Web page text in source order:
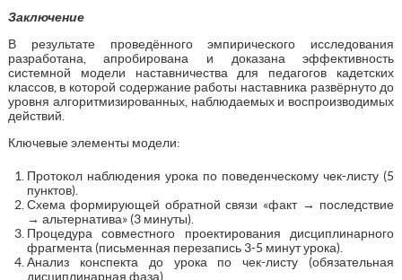
Заключение
В результате проведённого эмпирического исследования
разработана, апробирована и доказана эффективность
системной модели наставничества для педагогов кадетских
классов, в которой содержание работы наставника развёрнуто до
уровня алгоритмизированных, наблюдаемых и воспроизводимых
действий.
Ключевые элементы модели:
Протокол наблюдения урока по поведенческому чек-листу (5
пунктов).
Схема формирующей обратной связи «факт → последствие
→ альтернатива» (3 минуты).
Процедура совместного проектирования дисциплинарного
фрагмента (письменная перезапись 3-5 минут урока).
Анализ конспекта до урока по чек-листу (обязательная
дисциплинарная фаза).